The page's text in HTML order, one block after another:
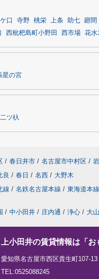
口 寺野 桃栄 上条 助七 廻間
西枇杷島町小野田 西市場 花水
星の宮
二ツ杁
/ 春日井市 / 名古屋市中村区 /
良 / 春日 / 名西 / 大野木
線 / 名鉄名古屋本線 / 東海道本線
/ 中小田井 / 庄内通 / 浄心 / 大
上小田井の賃貸情報は「
愛知県名古屋市西区貴生町107-
TEL:0525088245